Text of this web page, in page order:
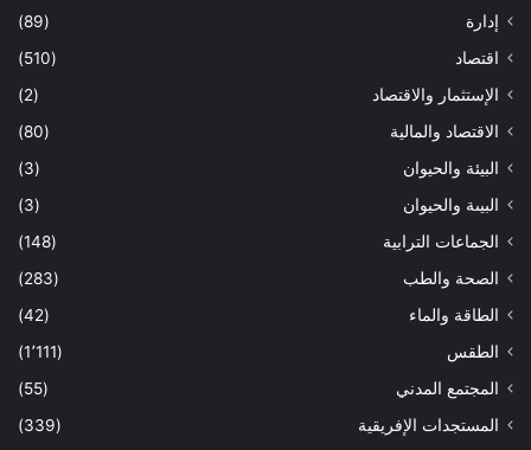
إدارة
(89)
اقتصاد
(510)
الإستثمار والاقتصاد
(2)
الاقتصاد والمالية
(80)
البيئة والحيوان
(3)
البيىة والحيوان
(3)
الجماعات الترابية
(148)
الصحة والطب
(283)
الطاقة والماء
(42)
الطقس
(1٬111)
المجتمع المدني
(55)
المستجدات الإفريقية
(339)